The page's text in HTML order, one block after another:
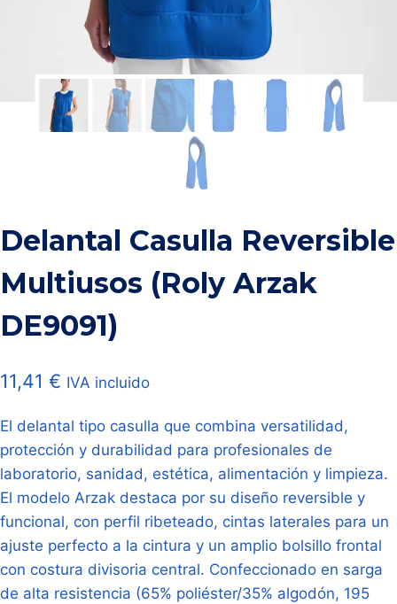
Delantal Casulla Reversible
Multiusos (Roly Arzak
DE9091)
11,41 € IVA incluido
El delantal tipo casulla que combina versatilidad,
protección y durabilidad para profesionales de
laboratorio, sanidad, estética, alimentación y limpieza.
El modelo Arzak destaca por su diseño reversible y
funcional, con perfil ribeteado, cintas laterales para un
ajuste perfecto a la cintura y un amplio bolsillo frontal
con costura divisoria central. Confeccionado en sarga
de alta resistencia (65% poliéster/35% algodón, 195